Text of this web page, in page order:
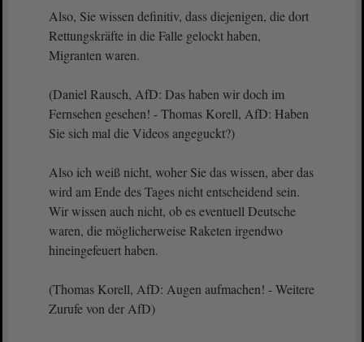
Also, Sie wissen definitiv, dass diejenigen, die dort
Rettungskräfte in die Falle gelockt haben,
Migranten waren.
(Daniel Rausch, AfD: Das haben wir doch im
Fernsehen gesehen! - Thomas Korell, AfD: Haben
Sie sich mal die Videos angeguckt?)
Also ich weiß nicht, woher Sie das wissen, aber das
wird am Ende des Tages nicht entscheidend sein.
Wir wissen auch nicht, ob es eventuell Deutsche
waren, die möglicherweise Raketen irgendwo
hineingefeuert haben.
(Thomas Korell, AfD: Augen aufmachen! - Weitere
Zurufe von der AfD)